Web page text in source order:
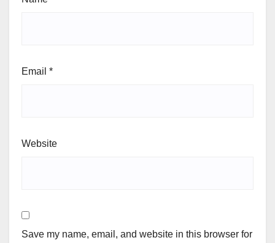
Email *
Website
Save my name, email, and website in this browser for